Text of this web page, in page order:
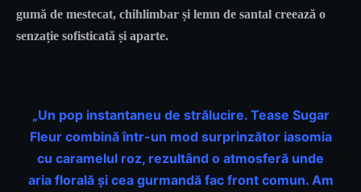
gumă de mestecat, chihlimbar și lemn de santal creează o
senzație sofisticată și aparte.
„Un pop instantaneu de strălucire. Tease Sugar
Fleur combină într-un mod surprinzător iasomia
cu caramelul roz, rezultând o atmosferă unde
aria florală și cea gurmandă fac front comun. Am